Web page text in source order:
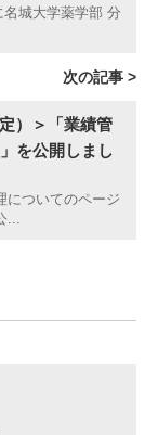
名城大学薬学部 分
次の記事 >
）＞「業績管
を公開しまし
についてのページ